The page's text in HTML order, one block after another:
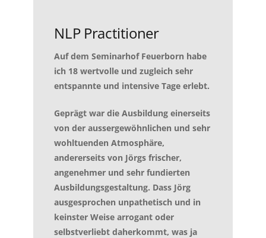
NLP Practitioner
Auf dem Seminarhof Feuerborn habe
ich 18 wertvolle und zugleich sehr
entspannte und intensive Tage erlebt.
Geprägt war die Ausbildung einerseits
von der aussergewöhnlichen und sehr
wohltuenden Atmosphäre,
andererseits von Jörgs frischer,
angenehmer und sehr fundierten
Ausbildungsgestaltung. Dass Jörg
ausgesprochen unpathetisch und in
keinster Weise arrogant oder
selbstverliebt daherkommt, was ja